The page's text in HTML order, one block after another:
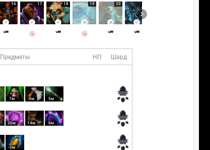
16 17 18 19 20
Предметы НП Шард
7м 0м 5м
20м 14м 0м
-2м